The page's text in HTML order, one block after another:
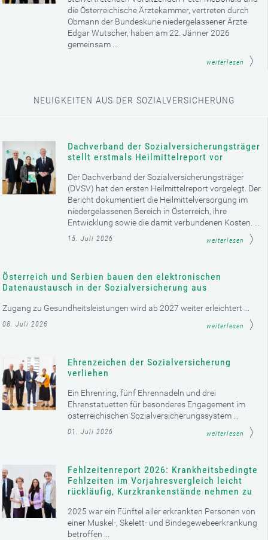
die Österreichische Ärztekammer, vertreten durch
Obmann der Bundeskurie niedergelassener Ärzte
Edgar Wutscher, haben am 22. Jänner 2026
gemeinsam ...
weiterlesen
NEUIGKEITEN AUS DER SOZIALVERSICHERUNG
Dachverband der Sozialversicherungsträger
stellt erstmals Heilmittelreport vor
Der Dachverband der Sozialversicherungsträger
(DVSV) hat den ersten Heilmittelreport vorgelegt. Der
Bericht dokumentiert die Heilmittelversorgung im
niedergelassenen Bereich in Österreich, ihre
Entwicklung sowie die damit verbundenen Kosten. ...
15. Juli 2026 weiterlesen
Österreich und Serbien bauen den elektronischen
Datenaustausch in der Sozialversicherung aus
Zugang zu Gesundheitsleistungen wird ab 2027 weiter erleichtert ...
08. Juli 2026 weiterlesen
Ehrenzeichen der Sozialversicherung
verliehen
Ein Ehrenring, fünf Ehrennadeln und drei
Ehrenstatuetten für besonderes Engagement im
österreichischen Sozialversicherungssystem ...
01. Juli 2026 weiterlesen
Fehlzeitenreport 2026: Krankheitsbedingte
Fehlzeiten im Vorjahresvergleich leicht
rückläufig, Kurzkrankenstände nehmen zu
2025 war ein Fünftel aller erkrankten Personen von
einer Muskel-, Skelett- und Bindegewebeerkrankung
betroffen ...